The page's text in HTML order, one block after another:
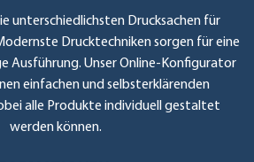
unterschiedlichsten Drucksachen für
Drucktechniken sorgen für eine
Ausführung. Unser Online-Konfigurator
einfachen und selbsterklärenden
alle Produkte individuell gestaltet
werden können.